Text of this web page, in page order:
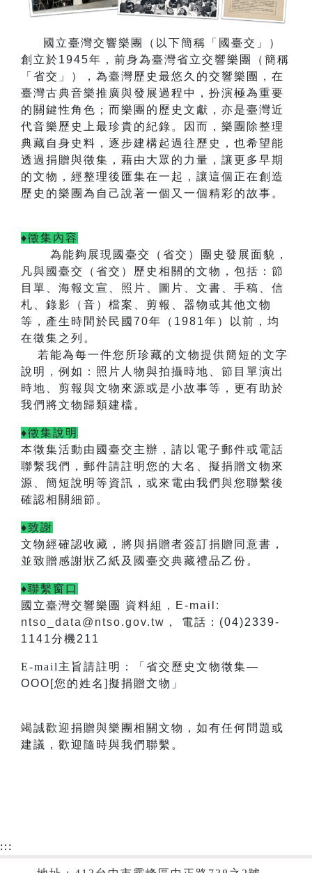
國立臺灣交響樂團（以下簡稱「國臺交」）
創立於1945年，前身為臺灣省立交響樂團（簡稱
「省交」），為臺灣歷史最悠久的交響樂團，在
臺灣古典音樂推廣與發展過程中，扮演極為重要
的關鍵性角色；而樂團的歷史文獻，亦是臺灣近
代音樂歷史上最珍貴的紀錄。因而，樂團除整理
典藏自身史料，逐步建構起過往歷史，也希望能
透過捐贈與徵集，藉由大眾的力量，讓更多早期
的文物，經整理後匯集在一起，讓這個正在創造
歷史的樂團為自己說著一個又一個精彩的故事。
♦徵集內容
為能夠展現國臺交（省交）團史發展面貌，
凡與國臺交（省交）歷史相關的文物，包括：節
目單、海報文宣、照片、圖片、文書、手稿、信
札、錄影（音）檔案、剪報、器物或其他文物
等，產生時間於民國 70年（ 1981年）以前，均
在徵集之列。
若能為每一件您所珍藏的文物提供簡短的文字
說明，例如：照片人物與拍攝時地、節目單演出
時地、剪報與文物來源或是小故事等，更有助於
我們將文物歸類建檔。
♦徵集說明
本徵集活動由國臺交主辦， 請以電子郵件或電話
聯繫我們，郵件請註明您的大名、擬捐贈文物來
源、簡短說明等資訊，或來電由我們與您聯繫後
確認相關細節。
♦致謝
文物經確認收藏，將與捐贈者簽訂捐贈同意書，
並致贈感謝狀乙紙及國臺交典藏禮品乙份。
♦聯繫窗口
國立臺灣交響樂團 資料組，E-mail:
ntso_data@ntso.gov.tw ， 電話：(04)2339-
1141分機211
E-mail 主旨請註明：「省交歷史文物徵集—
OOO[您的姓名]擬捐贈文物」
竭誠歡迎捐贈與樂團相關文物，如有任何問題或
建議，歡迎隨時與我們聯繫。
:::